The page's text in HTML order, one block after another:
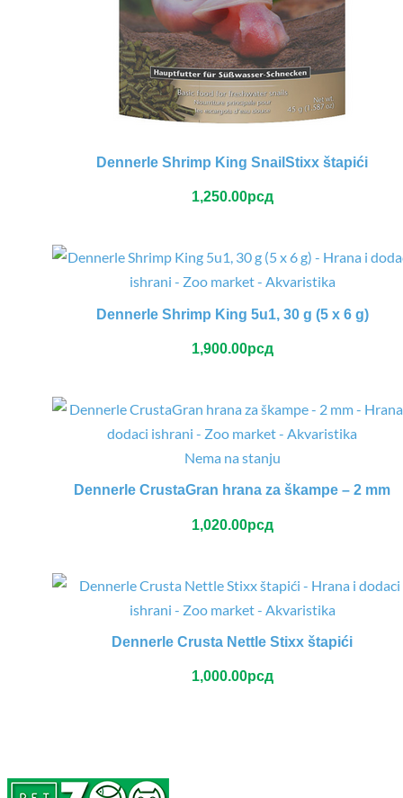
Dennerle Shrimp King SnailStixx štapići
1,250.00рсд
Dennerle Shrimp King 5u1, 30 g (5 x 6 g)
1,900.00рсд
Nema na stanju
Dennerle CrustaGran hrana za škampe – 2 mm
1,020.00рсд
Dennerle Crusta Nettle Stixx štapići
1,000.00рсд